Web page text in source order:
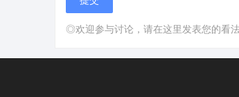
◎欢迎参与讨论，请在这里发表您的看法